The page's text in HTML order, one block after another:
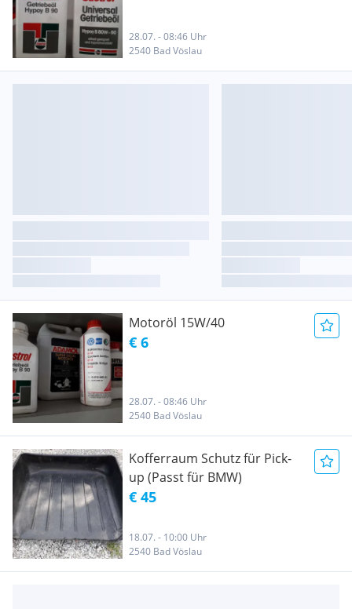
28.07. - 08:46 Uhr
2540 Bad Vöslau
Motoröl 15W/40
€ 6
28.07. - 08:46 Uhr
2540 Bad Vöslau
Kofferraum Schutz für Pick-
up (Passt für BMW)
€ 45
18.07. - 10:00 Uhr
2540 Bad Vöslau